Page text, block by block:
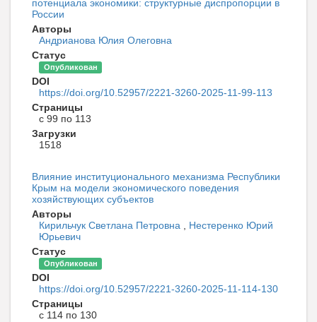
потенциала экономики: структурные диспропорции в
России
Авторы
Андрианова Юлия Олеговна
Статус
Опубликован
DOI
https://doi.org/10.52957/2221-3260-2025-11-99-113
Страницы
с 99 по 113
Загрузки
1518
Влияние институционального механизма Республики
Крым на модели экономического поведения
хозяйствующих субъектов
Авторы
Кирильчук Светлана Петровна
Нестеренко Юрий
Юрьевич
Статус
Опубликован
DOI
https://doi.org/10.52957/2221-3260-2025-11-114-130
Страницы
с 114 по 130